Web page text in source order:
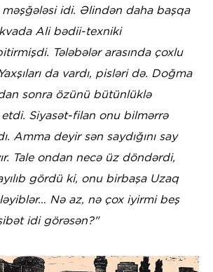
idi. Əlindən daha başqa
Ali bədii-texniki
Tələbələr arasında çoxlu
da vardı, pisləri də. Doğma
sonra özünü bütünlüklə
etdi. Siyasət-filan onu bilmərrə
Amma deyir sən saydığını say
Tale ondan necə üz döndərdi,
gördü ki, onu birbaşa Uzaq
Nə az, nə çox iyirmi beş
idi görəsən?"